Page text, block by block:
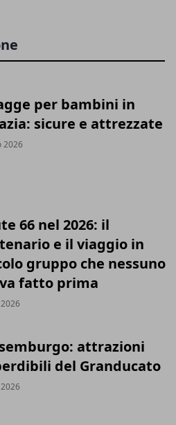
per bambini in
sicure e attrezzate
2026
66 nel 2026: il
e il viaggio in
gruppo che nessuno
fatto prima
attrazioni
del Granducato